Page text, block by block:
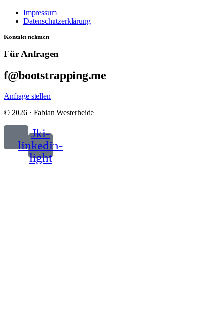
Impressum
Datenschutzerklärung
Kontakt nehmen
Für Anfragen
f@bootstrapping.me
Anfrage stellen
© 2026 · Fabian Westerheide
Jki-
linkedin-
light